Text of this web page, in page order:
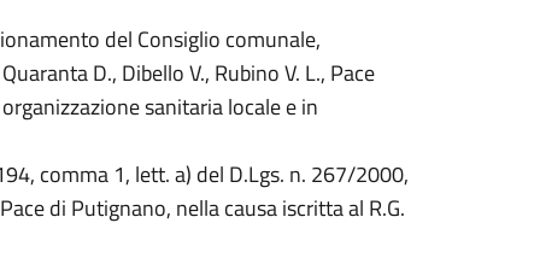
del Consiglio comunale,
D., Dibello V., Rubino V. L., Pace
sanitaria locale e in
comma 1, lett. a) del D.Lgs. n. 267/2000,
di Putignano, nella causa iscritta al R.G.